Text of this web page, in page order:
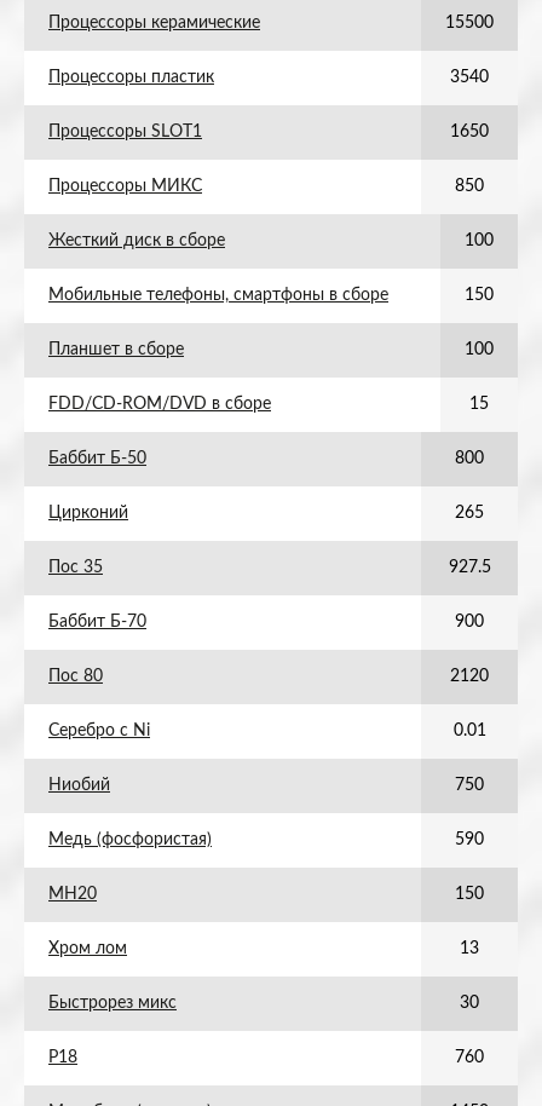
Процессоры керамические 15500
Процессоры пластик 3540
Процессоры SLOT1 1650
Процессоры МИКС 850
Жесткий диск в сборе 100
Мобильные телефоны, смартфоны в сборе 150
Планшет в сборе 100
FDD/CD-ROM/DVD в сборе 15
Баббит Б-50 800
Цирконий 265
Пос 35 927.5
Баббит Б-70 900
Пос 80 2120
Серебро с Ni 0.01
Ниобий 750
Медь (фосфористая) 590
МН20 150
Хром лом 13
Быстрорез микс 30
Р18 760